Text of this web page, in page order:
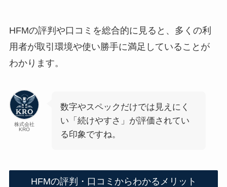
HFMの評判や口コミを総合的に見ると、多くの利
用者が取引環境や使い勝手に満足していることが
わかります。
株式会社
KRO
数字やスペックだけでは見えにく
い「続けやすさ」が評価されてい
る印象ですね。
HFMの評判・口コミからわかるメリット